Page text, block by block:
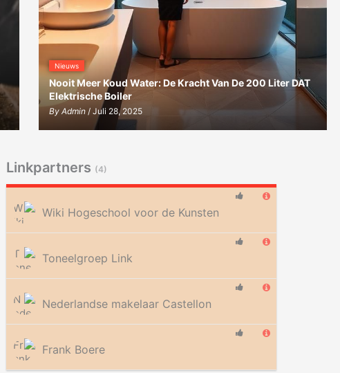
Nieuws
Nooit Meer Koud Water: De Kracht Van De 200 Liter DAT
Elektrische Boiler
ByAdmin / Juli 28, 2025
Linkpartners (4)
Wiki Hogeschool voor de Kunsten
Toneelgroep Link
Nederlandse makelaar Castellon
Frank Boere